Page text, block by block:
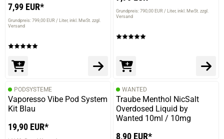
verifizierter Onlinekauf.
Die Bewertung erfolgte ohne Abgabe eines Kommentars
Frank H.
verifizierter Onlinekauf.
Die Bewertung erfolgte ohne Abgabe eines Kommentars
7,99 EUR*
Grundpreis: 799,00 EUR / Liter inkl. MwSt. zzgl.
Versand
Grundpreis: 790,00 EUR / Liter inkl. MwSt. zzgl.
Versand
PODSYSTEME
Vaporesso Vibe Pod System
Kit Blau
19,90 EUR*
WANTED
Traube Menthol NicSalt
Overdosed Liquid by
Wanted 10ml / 10mg
8,90 EUR*